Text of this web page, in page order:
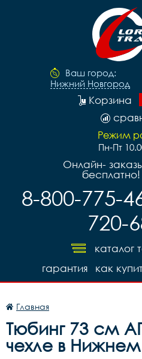
Ваш город:
Нижний Новгород
Корзина
Режим
Пн-Пт
Онлайн-
бесплатно!
8-800-775-
720-
каталог
как
гарантия
Главная
Тюбинг 73 см
чехле в